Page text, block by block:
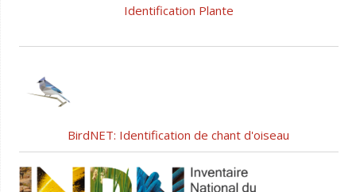
Identification Plante
BirdNET: Identification de chant d'oiseau